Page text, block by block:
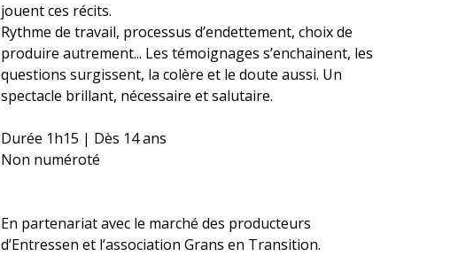
jouent ces récits.
Rythme de travail, processus d’endettement, choix de
produire autrement... Les témoignages s’enchainent, les
questions surgissent, la colère et le doute aussi. Un
spectacle brillant, nécessaire et salutaire.
Durée 1h15 | Dès 14 ans
Non numéroté
En partenariat avec le marché des producteurs
d’Entressen et l’association Grans en Transition.